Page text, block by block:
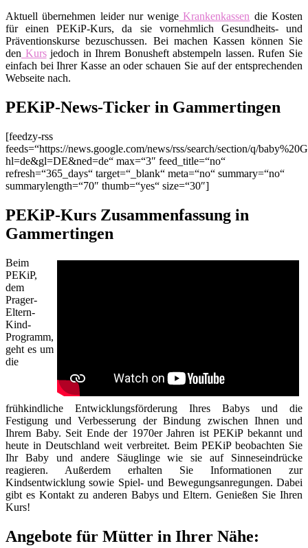
Aktuell übernehmen leider nur wenige Krankenkassen die Kosten
für einen PEKiP-Kurs, da sie vornehmlich Gesundheits- und
Präventionskurse bezuschussen. Bei machen Kassen können Sie
den Kursjedoch in Ihrem Bonusheft abstempeln lassen. Rufen Sie
einfach bei Ihrer Kasse an oder schauen Sie auf der entsprechenden
Webseite nach.
PEKiP-News-Ticker in Gammertingen
[feedzy-rss
feeds=“https://news.google.com/news/rss/search/section/q/
hl=de&gl=DE&ned=de“ max=“3″ feed_title=“no“
refresh=“365_days“ target=“_blank“ meta=“no“ summary=“no“
summarylength=“70″ thumb=“yes“ size=“30″]
PEKiP-Kurs Zusammenfassung in
Gammertingen
Beim
PEKiP,
dem
Prager-
Eltern-
Kind-
Programm,
geht es um
die
frühkindliche Entwicklungsförderung Ihres Babys und die
Festigung und Verbesserung der Bindung zwischen Ihnen und
Ihrem Baby. Seit Ende der 1970er Jahren ist PEKiP bekannt und
heute in Deutschland weit verbreitet. Beim PEKiP beobachten Sie
Ihr Baby und andere Säuglinge wie sie auf Sinneseindrücke
reagieren. Außerdem erhalten Sie Informationen zur
Kindsentwicklung sowie Spiel- und Bewegungsanregungen. Dabei
gibt es Kontakt zu anderen Babys und Eltern. Genießen Sie Ihren
Kurs!
Angebote für Mütter in Ihrer Nähe: